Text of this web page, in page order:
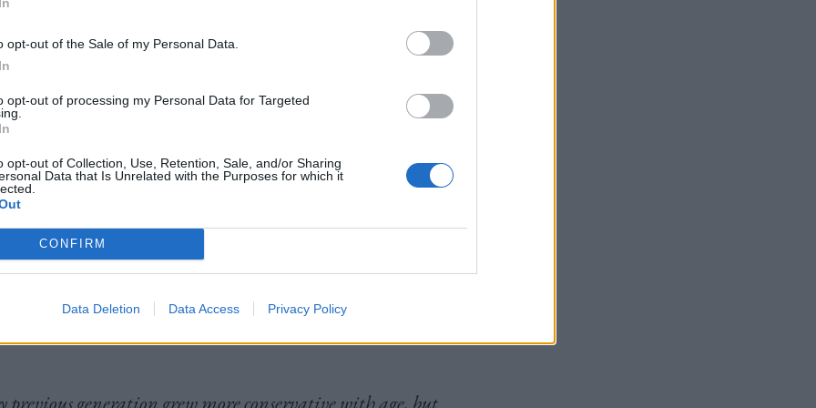
opt-out of the Sale of my Personal Data.
opt-out of processing my Personal Data for Targeted
opt-out of Collection, Use, Retention, Sale, and/or Sharing
Data that Is Unrelated with the Purposes for which it
CONFIRM
Data Deletion Data Access Privacy Policy
γενεών.
οι συνέπειες της παγκόσμιας οικονομικής κρίσης του 2008 μπορεί
μετατρέψουν τους millennials σε ισόβιους φιλελεύθερους,
ότι όσοι γεννήθηκαν μεταξύ 1981 και 1996 τηρούν πιο στενά τις
αξίες σε σύγκριση με προηγούμενες γενιές.
conservatives have a Millennials problem.
UK & US, it’s not just that Millennials aren’t voting
previous generation grew more conservative with age, but